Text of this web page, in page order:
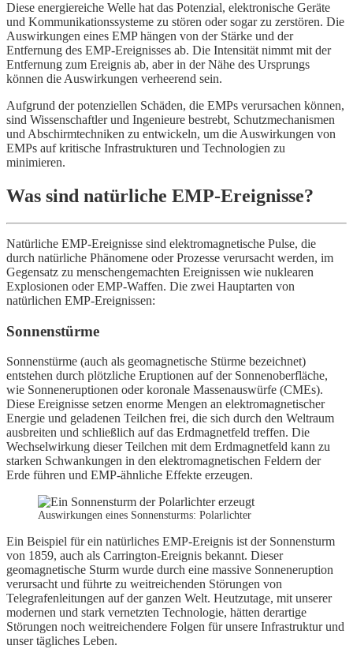
Diese energiereiche Welle hat das Potenzial, elektronische Geräte
und Kommunikationssysteme zu stören oder sogar zu zerstören. Die
Auswirkungen eines EMP hängen von der Stärke und der
Entfernung des EMP-Ereignisses ab. Die Intensität nimmt mit der
Entfernung zum Ereignis ab, aber in der Nähe des Ursprungs
können die Auswirkungen verheerend sein.
Aufgrund der potenziellen Schäden, die EMPs verursachen können,
sind Wissenschaftler und Ingenieure bestrebt, Schutzmechanismen
und Abschirmtechniken zu entwickeln, um die Auswirkungen von
EMPs auf kritische Infrastrukturen und Technologien zu
minimieren.
Was sind natürliche EMP-Ereignisse?
Natürliche EMP-Ereignisse sind elektromagnetische Pulse, die
durch natürliche Phänomene oder Prozesse verursacht werden, im
Gegensatz zu menschengemachten Ereignissen wie nuklearen
Explosionen oder EMP-Waffen. Die zwei Hauptarten von
natürlichen EMP-Ereignissen:
Sonnenstürme
Sonnenstürme (auch als geomagnetische Stürme bezeichnet)
entstehen durch plötzliche Eruptionen auf der Sonnenoberfläche,
wie Sonneneruptionen oder koronale Massenauswürfe (CMEs).
Diese Ereignisse setzen enorme Mengen an elektromagnetischer
Energie und geladenen Teilchen frei, die sich durch den Weltraum
ausbreiten und schließlich auf das Erdmagnetfeld treffen. Die
Wechselwirkung dieser Teilchen mit dem Erdmagnetfeld kann zu
starken Schwankungen in den elektromagnetischen Feldern der
Erde führen und EMP-ähnliche Effekte erzeugen.
Auswirkungen eines Sonnensturms: Polarlichter
Ein Beispiel für ein natürliches EMP-Ereignis ist der Sonnensturm
von 1859, auch als Carrington-Ereignis bekannt. Dieser
geomagnetische Sturm wurde durch eine massive Sonneneruption
verursacht und führte zu weitreichenden Störungen von
Telegrafenleitungen auf der ganzen Welt. Heutzutage, mit unserer
modernen und stark vernetzten Technologie, hätten derartige
Störungen noch weitreichendere Folgen für unsere Infrastruktur und
unser tägliches Leben.